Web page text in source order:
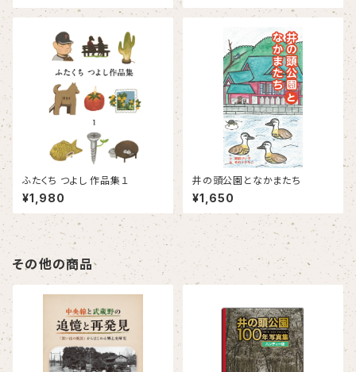
ふたくち つよし 作品集１
¥1,980
井の頭公園となかまたち
¥1,650
その他の商品